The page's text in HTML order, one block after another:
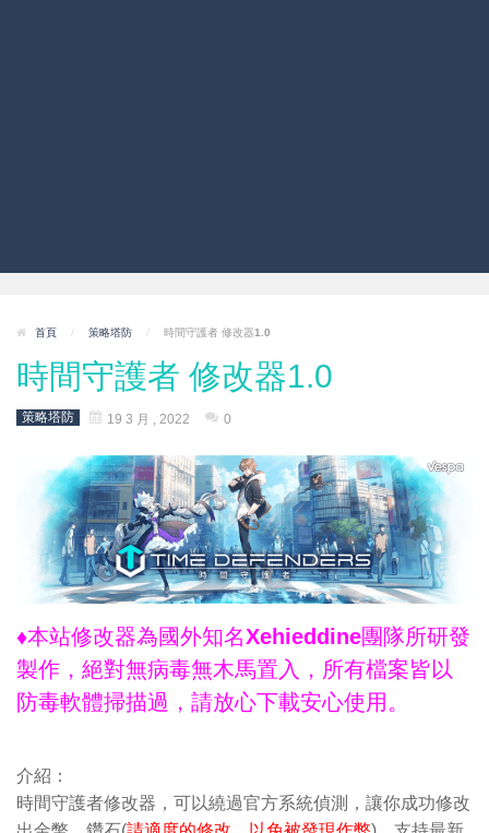
首頁 / 策略塔防 / 時間守護者 修改器1.0
時間守護者 修改器1.0
策略塔防 19 3 月 , 2022 0
♦本站修改器為國外知名Xehieddine團隊所研發
製作，絕對無病毒無木馬置入，所有檔案皆以
防毒軟體掃描過，請放心下載安心使用。
介紹：
時間守護者修改器，可以繞過官方系統偵測，讓你成功修改